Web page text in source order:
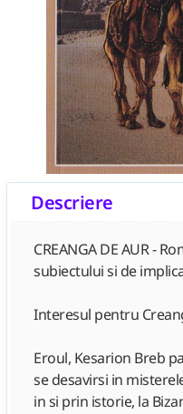
Descriere
CREANGA DE AUR -
subiectului si de
Interesul pentru
Eroul, Kesarion Breb
se desavirsi in
in si prin istorie, la